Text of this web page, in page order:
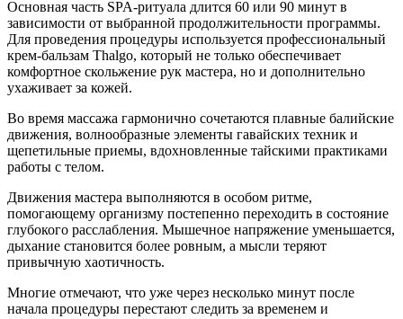
Основная часть SPA-ритуала длится 60 или 90 минут в
зависимости от выбранной продолжительности программы.
Для проведения процедуры используется профессиональный
крем-бальзам Thalgo, который не только обеспечивает
комфортное скольжение рук мастера, но и дополнительно
ухаживает за кожей.
Во время массажа гармонично сочетаются плавные балийские
движения, волнообразные элементы гавайских техник и
щепетильные приемы, вдохновленные тайскими практиками
работы с телом.
Движения мастера выполняются в особом ритме,
помогающему организму постепенно переходить в состояние
глубокого расслабления. Мышечное напряжение уменьшается,
дыхание становится более ровным, а мысли теряют
привычную хаотичность.
Многие отмечают, что уже через несколько минут после
начала процедуры перестают следить за временем и